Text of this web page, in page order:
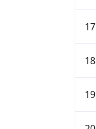
17
18
19